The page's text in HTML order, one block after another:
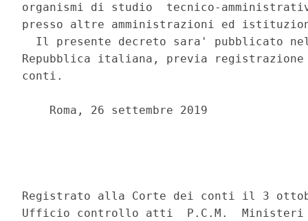
organismi di studio  tecnico-
presso altre amministrazioni ed
Il presente decreto sara' pubblicato
Repubblica italiana, previa
conti.
    Roma, 26 settembre 2019
Registrato alla Corte dei conti il 3
Ufficio controllo atti  P.C.M.